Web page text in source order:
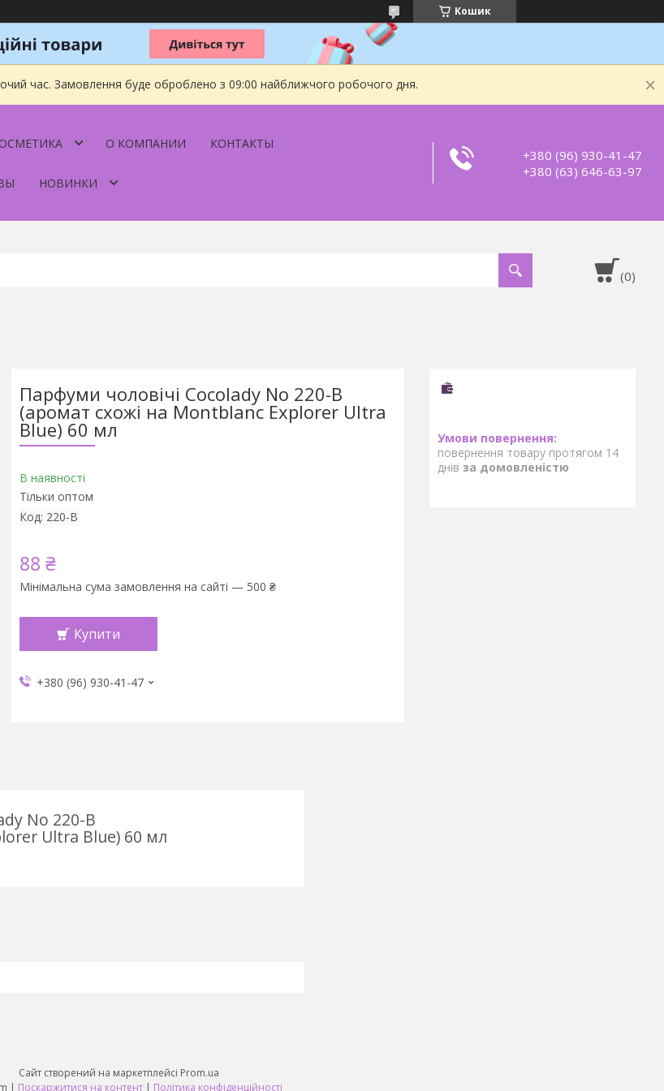
Кошик
час. Замовлення буде оброблено з 09:00 найближчого робочого дня.
О КОМПАНИИ КОНТАКТЫ
НОВИНКИ
+380 (96) 930-41-47
+380 (63) 646-63-97
Парфуми чоловічі Cocolady No 220-В
(аромат схожі на Montblanc Explorer Ultra
Blue) 60 мл
В наявності
Тільки оптом
Код: 220-В
88 ₴
Мінімальна сума замовлення на сайті — 500 ₴
Купити
+380 (96) 930-41-47
повернення товару протягом 14
днів за домовленістю
No 220-В
Ultra Blue) 60 мл
Сайт створений на маркетплейсі Prom.ua
Dyhioptom | Поскаржитися на контент | Політика конфіденційності